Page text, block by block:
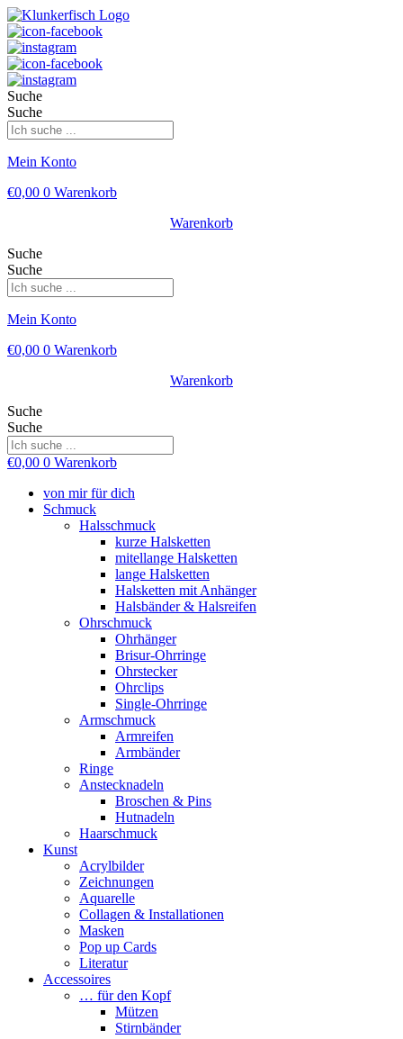
Suche
Suche
Mein Konto
€0,00 0 Warenkorb
Warenkorb
Suche
Suche
Mein Konto
€0,00 0 Warenkorb
Warenkorb
Suche
Suche
€0,00 0 Warenkorb
von mir für dich
Schmuck
Halsschmuck
kurze Halsketten
mitellange Halsketten
lange Halsketten
Halsketten mit Anhänger
Halsbänder & Halsreifen
Ohrschmuck
Ohrhänger
Brisur-Ohrringe
Ohrstecker
Ohrclips
Single-Ohrringe
Armschmuck
Armreifen
Armbänder
Ringe
Anstecknadeln
Broschen & Pins
Hutnadeln
Haarschmuck
Kunst
Acrylbilder
Zeichnungen
Aquarelle
Collagen & Installationen
Masken
Pop up Cards
Literatur
Accessoires
… für den Kopf
Mützen
Stirnbänder